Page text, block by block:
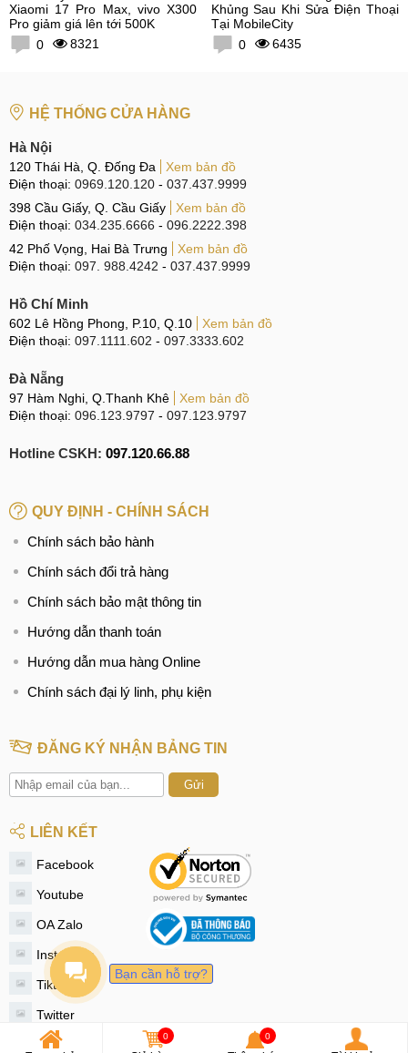
Xiaomi 17 Pro Max, vivo X300
Pro giảm giá lên tới 500K
0
8321
Khủng Sau Khi Sửa Điện Thoại
Tại MobileCity
0
6435
HỆ THỐNG CỬA HÀNG
Hà Nội
120 Thái Hà, Q. Đống Đa
Xem bản đồ
Điện thoại: 0969.120.120 - 037.437.9999
398 Cầu Giấy, Q. Cầu Giấy
Xem bản đồ
Điện thoại: 034.235.6666 - 096.2222.398
42 Phố Vọng, Hai Bà Trưng
Xem bản đồ
Điện thoại: 097. 988.4242 - 037.437.9999
Hồ Chí Minh
602 Lê Hồng Phong, P.10, Q.10
Xem bản đồ
Điện thoại: 097.1111.602 - 097.3333.602
Đà Nẵng
97 Hàm Nghi, Q.Thanh Khê
Xem bản đồ
Điện thoại: 096.123.9797 - 097.123.9797
Hotline CSKH: 097.120.66.88
QUY ĐỊNH - CHÍNH SÁCH
Chính sách bảo hành
Chính sách đổi trả hàng
Chính sách bảo mật thông tin
Hướng dẫn thanh toán
Hướng dẫn mua hàng Online
Chính sách đại lý linh, phụ kiện
ĐĂNG KÝ NHẬN BẢNG TIN
Gửi
LIÊN KẾT
Facebook
Youtube
OA Zalo
Instagram
Tiktok
Twitter
0 0
Bạn cần hỗ trợ?